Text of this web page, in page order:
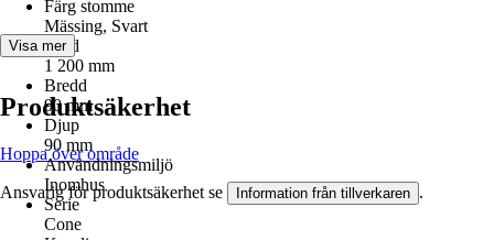
Färg stomme
Mässing, Svart
Höjd
1 200 mm
Bredd
90 mm
Djup
90 mm
Användningsmiljö
Inomhus
Serie
Cone
Visa mer
Produktsäkerhet
Hoppa över område
Ansvarig för produktsäkerhet se Information från tillverkaren .